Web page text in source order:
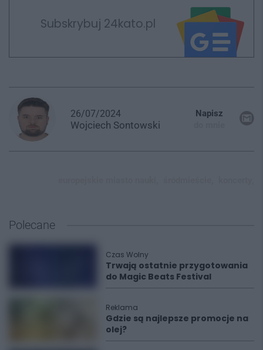
Subskrybuj 24kato.pl
26/07/2024
Wojciech Sontowski
Napisz
Polecane
Czas Wolny
Trwają ostatnie przygotowania
do Magic Beats Festival
Reklama
Gdzie są najlepsze promocje na
olej?